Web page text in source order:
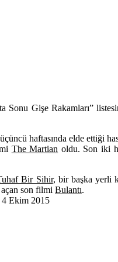
Gişe Rakamları”
haftasında elde ettiği
The Martian oldu. Son iki
Bir Sihir, bir başka yerli
açan son filmi Bulantı.
4 Ekim 2015